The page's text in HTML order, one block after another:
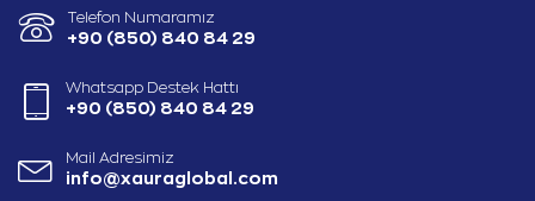
Telefon Numaramız
+90 (850) 840 84 29
Whatsapp Destek Hattı
+90 (850) 840 84 29
Mail Adresimiz
info@xauraglobal.com